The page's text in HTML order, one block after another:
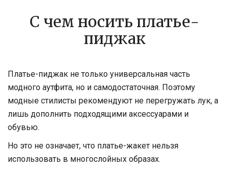
С чем носить платье-
пиджак
Платье-пиджак не только универсальная часть
модного аутфита, но и самодостаточная. Поэтому
модные стилисты рекомендуют не перегружать лук, а
лишь дополнить подходящими аксессуарами и
обувью.
Но это не означает, что платье-жакет нельзя
использовать в многослойных образах.